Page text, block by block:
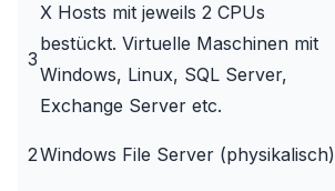
3
X Hosts mit jeweils 2 CPUs
bestückt. Virtuelle Maschinen mit
Windows, Linux, SQL Server,
Exchange Server etc.
2Windows File Server (physikalisch)